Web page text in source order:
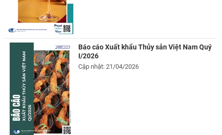
Báo cáo Xuất khẩu Thủy sản Việt Nam Quý
I/2026
Cập nhật: 21/04/2026